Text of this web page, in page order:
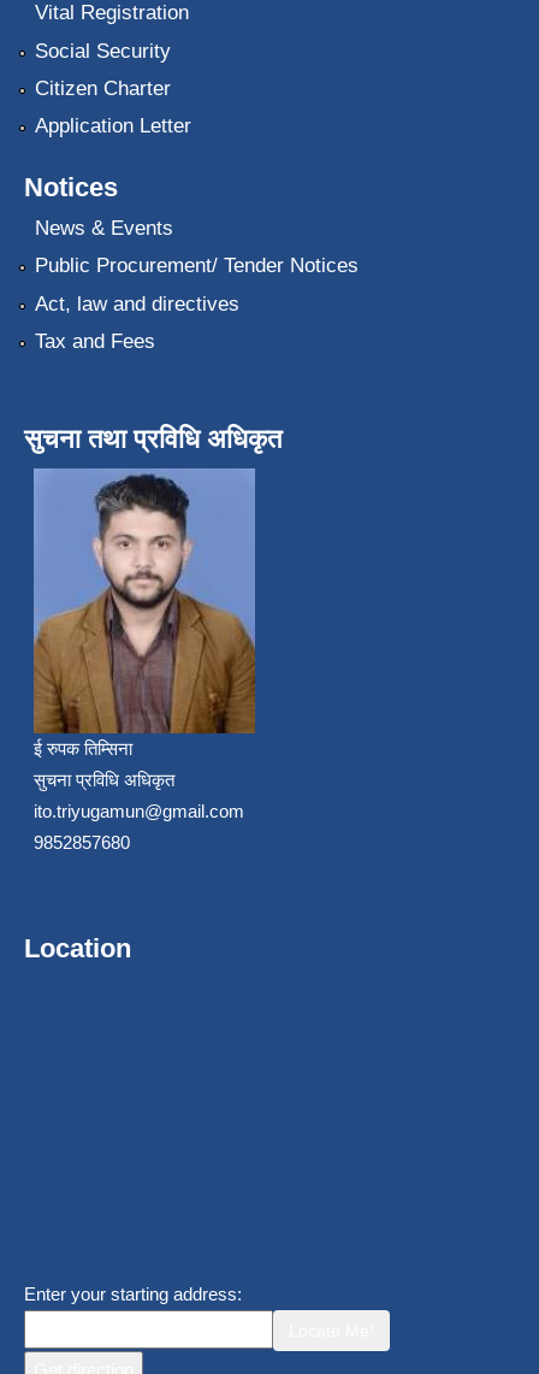
Vital Registration
Social Security
Citizen Charter
Application Letter
Notices
News & Events
Public Procurement/ Tender Notices
Act, law and directives
Tax and Fees
सुचना तथा प्रविधि अधिकृत
ई रुपक तिम्सिना
सुचना प्रविधि अधिकृत
ito.triyugamun@gmail.com
9852857680
Location
Enter your starting address: